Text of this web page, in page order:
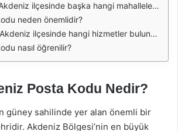
ilçesinde başka hangi mahallelerin posta kodları var?
neden önemlidir?
ilçesinde hangi hizmetler bulunuyor?
nasıl öğrenilir?
Posta Kodu Nedir?
güney sahilinde yer alan önemli bir
Akdeniz Bölgesi’nin en büyük